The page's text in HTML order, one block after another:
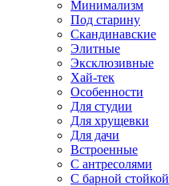
Минимализм
Под старину
Скандинавские
Элитные
Эксклюзивные
Хай-тек
Особенности
Для студии
Для хрущевки
Для дачи
Встроенные
С антресолями
С барной стойкой